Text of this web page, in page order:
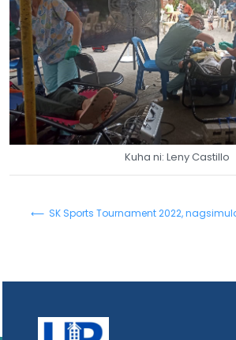
Kuha ni: Leny Castillo
⟵ SK Sports Tournament 2022,